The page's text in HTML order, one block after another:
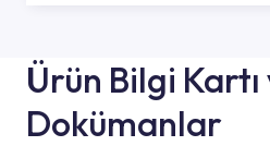
Ürün Bilgi Kartı
Dokümanlar